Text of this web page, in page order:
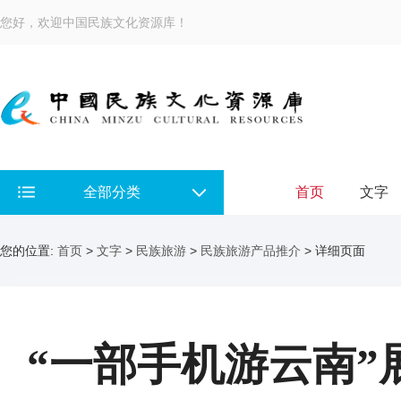
您好，欢迎中国民族文化资源库！
全部分类 首页 文字
您的位置: 首页 > 文字 > 民族旅游 > 民族旅游产品推介 > 详细页面
“一部手机游云南”